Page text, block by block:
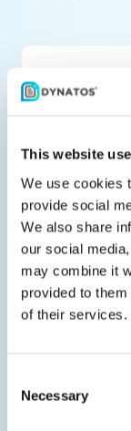
This website
We use cookies
provide social
We also share
our social
may combine it
provided to
of their services.
Selection
Necessary